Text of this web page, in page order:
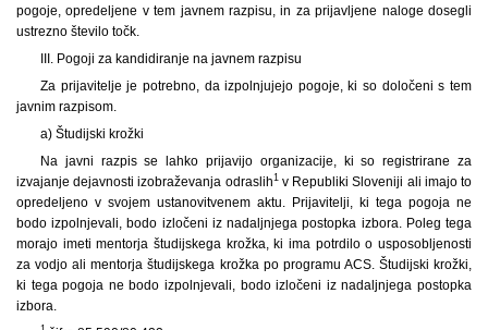
pogoje, opredeljene v tem javnem razpisu, in za prijavljene naloge dosegli
ustrezno število točk.
III. Pogoji za kandidiranje na javnem razpisu
Za prijavitelje je potrebno, da izpolnjujejo pogoje, ki so določeni s tem
javnim razpisom.
a) Študijski krožki
Na javni razpis se lahko prijavijo organizacije, ki so registrirane za
izvajanje dejavnosti izobraževanja odraslih1v Republiki Sloveniji ali imajo to
opredeljeno v svojem ustanovitvenem aktu. Prijavitelji, ki tega pogoja ne
bodo izpolnjevali, bodo izločeni iz nadaljnjega postopka izbora. Poleg tega
morajo imeti mentorja študijskega krožka, ki ima potrdilo o usposobljenosti
za vodjo ali mentorja študijskega krožka po programu ACS. Študijski krožki,
ki tega pogoja ne bodo izpolnjevali, bodo izločeni iz nadaljnjega postopka
izbora.